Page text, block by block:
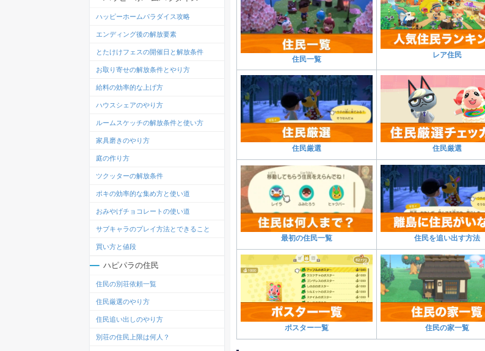
住民一覧
レア住民
住民厳選 住民厳選
最初の住民一覧 住民を追い出す方法
ポスター一覧 住民の家一覧
ハッピーホームパラダイス攻略
エンディング後の解放要素
とたけけフェスの開催日と解放条件
お取り寄せの解放条件とやり方
給料の効率的な上げ方
ハウスシェアのやり方
ルームスケッチの解放条件と使い方
家具磨きのやり方
庭の作り方
ツクッターの解放条件
ポキの効率的な集め方と使い道
おみやげチョコレートの使い道
サブキャラのプレイ方法とできること
買い方と値段
ハピパラの住民
住民の別荘依頼一覧
住民厳選のやり方
住民追い出しのやり方
別荘の住民上限は何人？